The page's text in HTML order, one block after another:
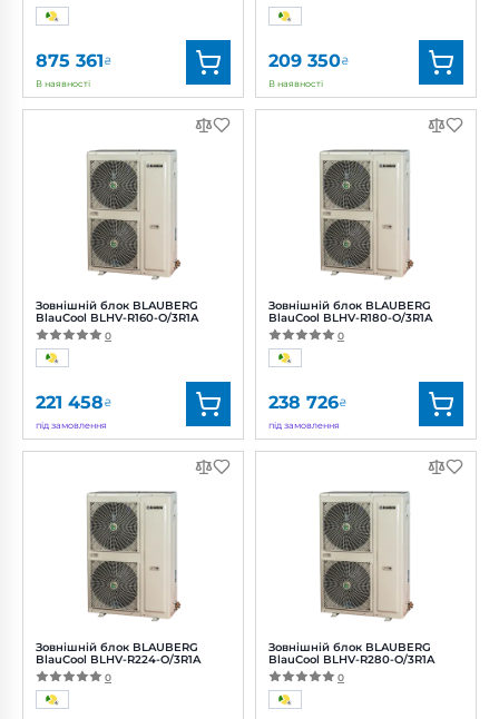
875 361₴
В наявності
Blauberg
Артикул: 0688390915
Потужність: 30700 Вт
209 350₴
В наявності
Blauberg
Артикул: 0688390895
Зовнішній блок BLAUBERG
BlauCool BLHV-R160-O/3R1A
0
221 458₴
під замовлення
Blauberg
Артикул:0688390897
Зовнішній блок BLAUBERG
BlauCool BLHV-R180-O/3R1A
0
238 726₴
під замовлення
Blauberg
Артикул: 0688391706
Зовнішній блок BLAUBERG
BlauCool BLHV-R224-O/3R1A
0
Зовнішній блок BLAUBERG
BlauCool BLHV-R280-O/3R1A
0